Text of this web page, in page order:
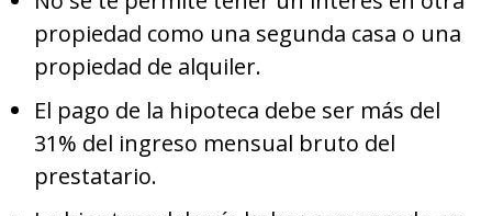
propiedad como una segunda casa o una
propiedad de alquiler.
El pago de la hipoteca debe ser más del
31% del ingreso mensual bruto del
prestatario.